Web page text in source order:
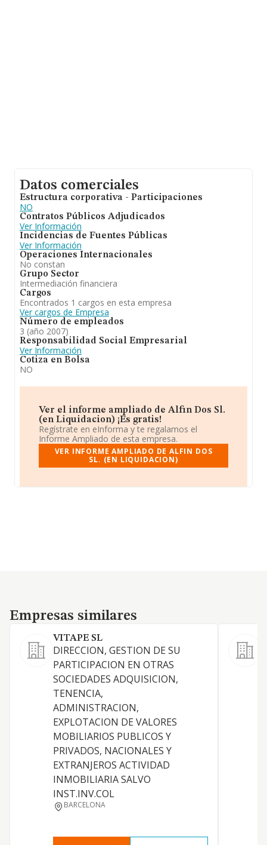
Datos comerciales
Estructura corporativa - Participaciones
NO
Contratos Públicos Adjudicados
Ver Información
Incidencias de Fuentes Públicas
Ver Información
Operaciones Internacionales
No constan
Grupo Sector
Intermediación financiera
Cargos
Encontrados 1 cargos en esta empresa
Ver cargos de Empresa
Número de empleados
3 (año 2007)
Responsabilidad Social Empresarial
Ver Información
Cotiza en Bolsa
NO
Ver el informe ampliado de Alfin Dos Sl.
(en Liquidacion) ¡Es gratis!
Regístrate en eInforma y te regalamos el
Informe Ampliado de esta empresa.
VER INFORME AMPLIADO DE ALFIN DOS
SL. (EN LIQUIDACION)
Empresas similares
Empresas similares
VITAPE SL
DIRECCION, GESTION DE SU
PARTICIPACION EN OTRAS
SOCIEDADES ADQUISICION,
TENENCIA,
ADMINISTRACION,
EXPLOTACION DE VALORES
MOBILIARIOS PUBLICOS Y
PRIVADOS, NACIONALES Y
EXTRANJEROS ACTIVIDAD
INMOBILIARIA SALVO
INST.INV.COL
BARCELONA